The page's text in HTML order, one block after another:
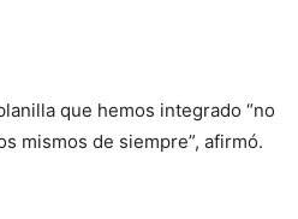
que hemos integrado “no
mismos de siempre”, afirmó.